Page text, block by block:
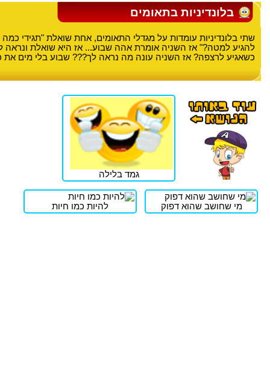
בלונדיניות בתאומים
שתי בלונדיניות עומדות על מגדלי התאומים, אחת שואלת "תגידי כמה
להגיע למטה?" אז השניה אומרת אהה שבוע... אז היא שואלת ונראה
כשאגיע לרצפה? אז השניה עונה מה נראה לך??? שבוע בלי מים את
גמד בלילה
מי שחושב שהוא דפוק להיות כמו חיות